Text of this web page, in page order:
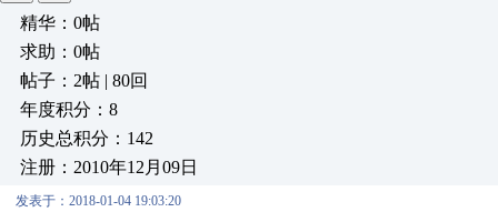
精华：0帖
求助：0帖
帖子：2帖 | 80回
年度积分：8
历史总积分：142
注册：2010年12月09日
发表于：2018-01-04 19:03:20